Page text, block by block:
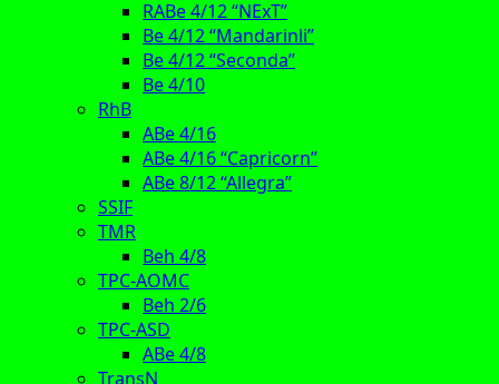
RABe 4/12 “NExT”
Be 4/12 “Mandarinli”
Be 4/12 “Seconda”
Be 4/10
RhB
ABe 4/16
ABe 4/16 “Capricorn”
ABe 8/12 “Allegra”
SSIF
TMR
Beh 4/8
TPC-AOMC
Beh 2/6
TPC-ASD
ABe 4/8
TransN